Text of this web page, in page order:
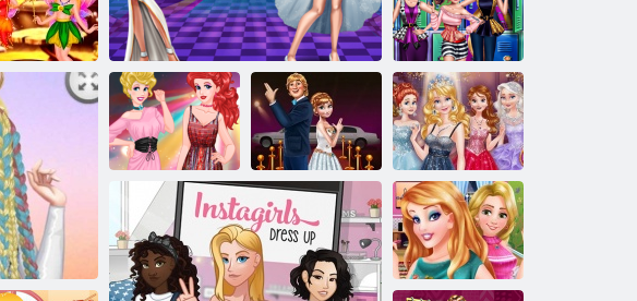
Elsa
Modeschlacht
Jessie Beauty
Salon
Feen
Prinzessin
zurück in die
Schule
College-
Modeschau
Rote
Teppichsterne
Königin des
Glitter-
Abschlussballs